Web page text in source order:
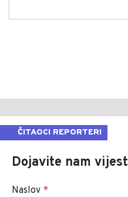
ČITAOCI REPORTERI
Dojavite nam vijest
Naslov *